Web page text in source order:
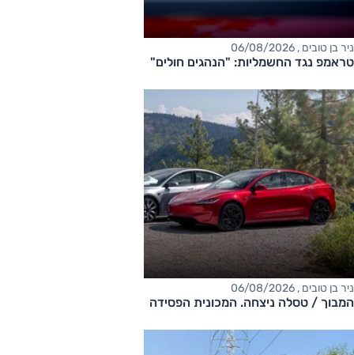
ניר בן טובים , 06/08/2026
טראמפ נגד החשמליות: "הנהגים חולים"
ניר בן טובים , 06/08/2026
המבוך / טסלה ניצחה. המכונית הפסידה